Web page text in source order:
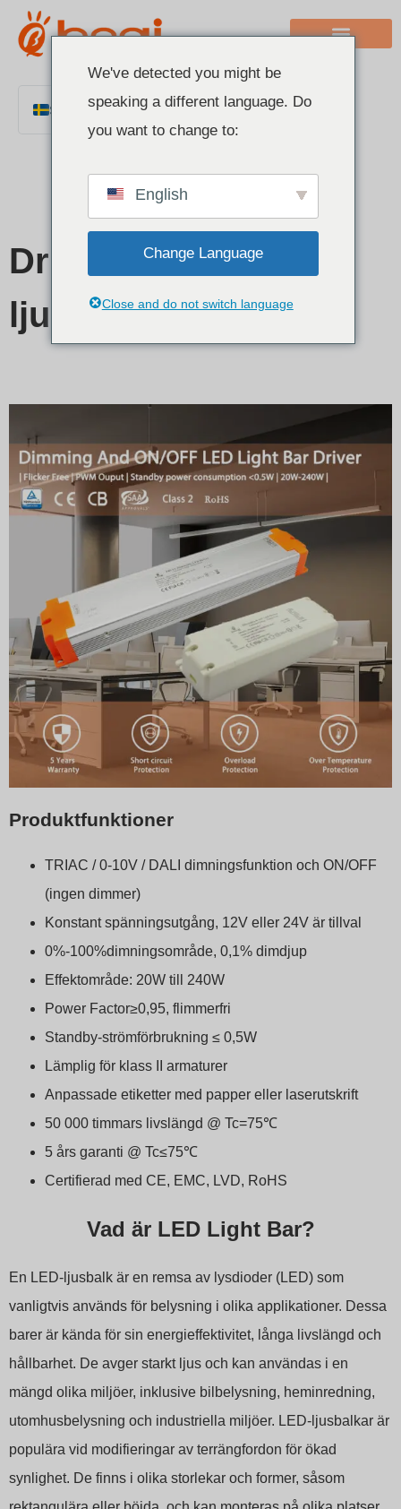
Swedish
English
French
Portuguese
Indonesian
Drivdon för LED-
ljusramper
Produktfunktioner
TRIAC / 0-10V / DALI dimningsfunktion och ON/OFF
(ingen dimmer)
Konstant spänningsutgång, 12V eller 24V är tillval
0%-100%dimningsområde, 0,1% dimdjup
Effektområde: 20W till 240W
Power Factor≥0,95, flimmerfri
Standby-strömförbrukning ≤ 0,5W
Lämplig för klass II armaturer
Anpassade etiketter med papper eller laserutskrift
50 000 timmars livslängd @ Tc=75℃
5 års garanti @ Tc≤75℃
Certifierad med CE, EMC, LVD, RoHS
Vad är LED Light Bar?
En LED-ljusbalk är en remsa av lysdioder (LED) som
vanligtvis används för belysning i olika applikationer. Dessa
barer är kända för sin energieffektivitet, långa livslängd och
hållbarhet. De avger starkt ljus och kan användas i en
mängd olika miljöer, inklusive bilbelysning, heminredning,
utomhusbelysning och industriella miljöer. LED-ljusbalkar är
populära vid modifieringar av terrängfordon för ökad
synlighet. De finns i olika storlekar och former, såsom
We've detected you might be
speaking a different language. Do
you want to change to:
English
Change Language
Close and do not switch language